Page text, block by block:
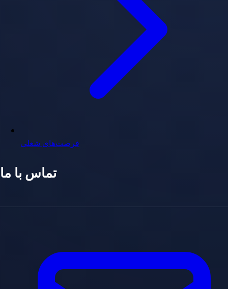
فرصت‌های شغلی
تماس با ما